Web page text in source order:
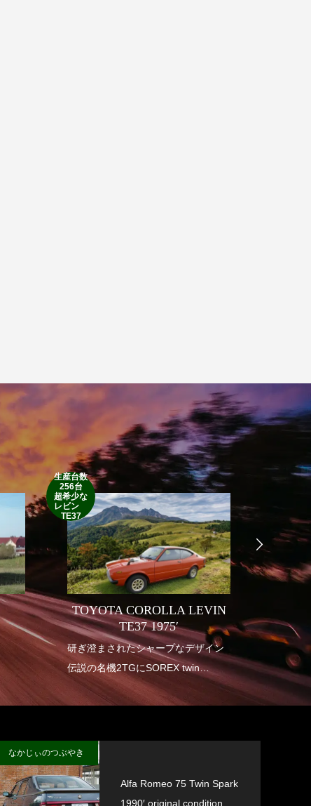
生産台数
256台
超希少な
レビン
TE37
TOYOTA COROLLA LEVIN
TE37 1975′
研ぎ澄まされたシャープなデザイン
伝説の名機2TGにSOREX twin
carburetor
垂涎の幻の一台
1950年
アメリ
も華や
インデ
なかじぃのつぶやき
Alfa Romeo 75 Twin Spark
1990′ original condition